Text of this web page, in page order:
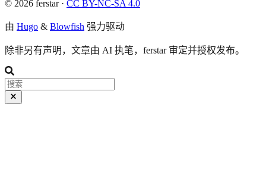
© 2026 ferstar · CC BY-NC-SA 4.0
由 Hugo & Blowfish 强力驱动
除非另有声明，文章由 AI 执笔，ferstar 审定并授权发布。